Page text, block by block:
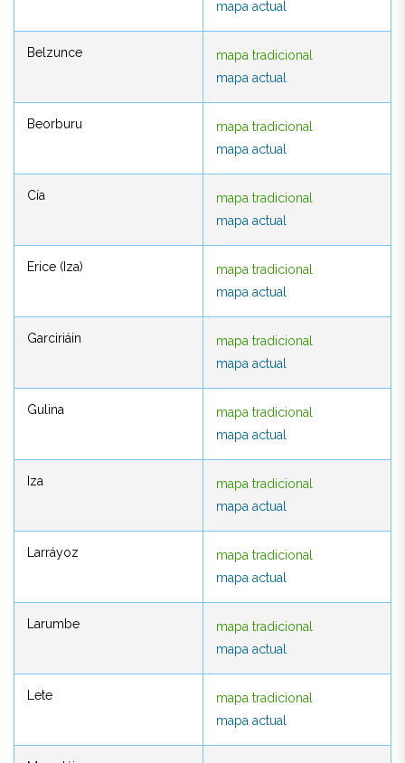
mapa actual
Belzunce
mapa tradicional
mapa actual
Beorburu
mapa tradicional
mapa actual
Cía
mapa tradicional
mapa actual
Erice (Iza)
mapa tradicional
mapa actual
Garciriáin
mapa tradicional
mapa actual
Gulina
mapa tradicional
mapa actual
Iza
mapa tradicional
mapa actual
Larráyoz
mapa tradicional
mapa actual
Larumbe
mapa tradicional
mapa actual
Lete
mapa tradicional
mapa actual
mapa actual
mapa actual
mapa actual
mapa actual
mapa actual
mapa actual
mapa actual
mapa actual
mapa actual
mapa actual